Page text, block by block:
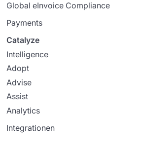
Global eInvoice Compliance
Payments
Catalyze
Intelligence
Adopt
Advise
Assist
Analytics
Integrationen